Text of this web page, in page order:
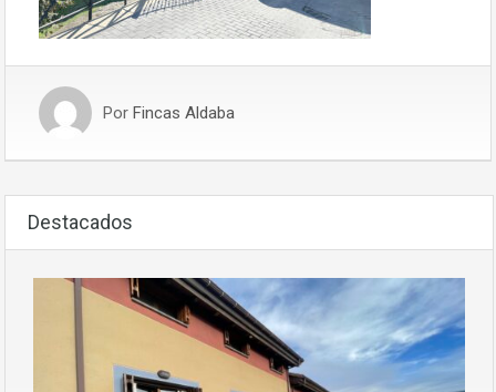
Por Fincas Aldaba
Destacados